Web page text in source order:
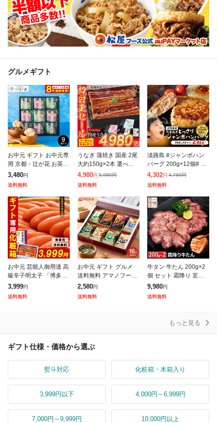
グルメギフト
お中元 ギフト お中元専
用 京都・辻が花 お茶漬
最中&お吸い物 最中詰
合せ YTー30 LTDU 送
料無料 贈答品 贈り物
詰
3,480円
送料無料
うなぎ 蒲焼き 国産 2尾
大約150g×2本 選べる
送料無料 鹿児島県産 冷
凍便 鰻 ウナギ かば焼
き 山椒たれ付き ギフト
4,980円 5,980円
送料無料
淡路島 #ジャンボハン
バーグ 200g×12個# 送
料無料 今井ファーム 国
産 安心安全 産地直送
冷凍 無添加 ギフト プ
レ
4,302円 4,780円
送料無料
お中元 芸能人御用達 高
級辛子明太子 「博多あ
ごおとし」 500g 一本
物 & 化粧箱入! ギフト
めんたいこ ご飯のお供
3,999円
送料無料
お中元 ギフト グルメ
送料無料 アマノフーズ
フリーズドライ おみそ
汁お楽しみギフト 16食
200M 味噌汁 インスタ
2,580円
送料無料
牛タン 牛たん 200g×2
個 セット 霜降り 至高
熟成 厚切り 仙台 名物
ギフト 贈答用 プレゼン
ト 父の日 母の日 お中
9,980円
送料無料
もっと見る
ギフト仕様・価格から選ぶ
熨斗対応 化粧箱・木箱入り
3,999円以下 4,000円～6,999円
7,000円～9,999円 10,000円以上